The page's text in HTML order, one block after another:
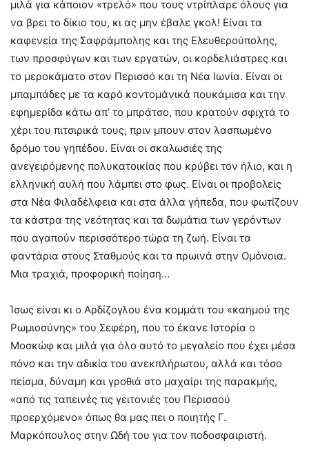
μιλά για κάποιον «τρελό» που τους ντρίπλαρε όλους για
να βρει το δίκιο του, κι ας μην έβαλε γκολ! Είναι τα
καφενεία της Σαφράμπολης και της Ελευθερούπολης,
των προσφύγων και των εργατών, οι κορδελιάστρες και
το μεροκάματο στον Περισσό και τη Νέα Ιωνία. Είναι οι
μπαμπάδες με τα καρό κοντομάνικά πουκάμισα και την
εφημερίδα κάτω απ’ το μπράτσο, που κρατούν σφιχτά το
χέρι του πιτσιρικά τους, πριν μπουν στον λασπωμένο
δρόμο του γηπέδου. Είναι οι σκαλωσιές της
ανεγειρόμενης πολυκατοικίας που κρύβει τον ήλιο, και η
ελληνική αυλή που λάμπει στο φως. Είναι οι προβολείς
στα Νέα Φιλαδέλφεια και στα άλλα γήπεδα, που φωτίζουν
τα κάστρα της νεότητας και τα δωμάτια των γερόντων
που αγαπούν περισσότερο τώρα τη ζωή. Είναι τα
φαντάρια στους Σταθμούς και τα πρωινά στην Ομόνοια.
Μια τραχιά, προφορική ποίηση…
Ίσως είναι κι ο Αρδίζογλου ένα κομμάτι του «καημού της
Ρωμιοσύνης» του Σεφέρη, που το έκανε Ιστορία ο
Μοσκώφ και μιλά για όλο αυτό το μεγαλείο που έχει μέσα
πόνο και την αδικία του ανεκπλήρωτου, αλλά και τόσο
πείσμα, δύναμη και γροθιά στο μαχαίρι της παρακμής,
«από τις ταπεινές τις γειτονιές του Περισσού
προερχόμενο» όπως θα μας πει ο ποιητής Γ.
Μαρκόπουλος στην Ωδή του για τον ποδοσφαιριστή.